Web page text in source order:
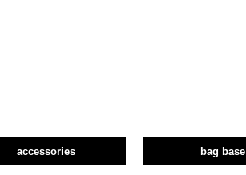
accessories bag base